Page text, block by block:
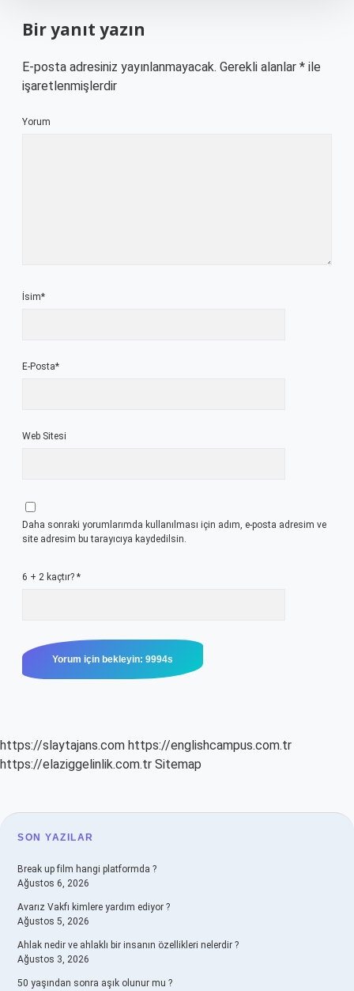
Bir yanıt yazın
E-posta adresiniz yayınlanmayacak. Gerekli alanlar * ile
işaretlenmişlerdir
Yorum
İsim*
E-Posta*
Web Sitesi
Daha sonraki yorumlarımda kullanılması için adım, e-posta adresim ve
site adresim bu tarayıcıya kaydedilsin.
6 + 2 kaçtır? *
https://slaytajans.com https://englishcampus.com.tr
https://elaziggelinlik.com.tr Sitemap
SIDEBAR
SON YAZILAR
Break up film hangi platformda ?
Ağustos 6, 2026
Avarız Vakfı kimlere yardım ediyor ?
Ağustos 5, 2026
Ahlak nedir ve ahlaklı bir insanın özellikleri nelerdir ?
Ağustos 3, 2026
50 yaşından sonra aşık olunur mu ?